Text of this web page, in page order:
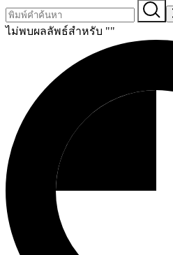
ไม่พบผลลัพธ์สำหรับ ""